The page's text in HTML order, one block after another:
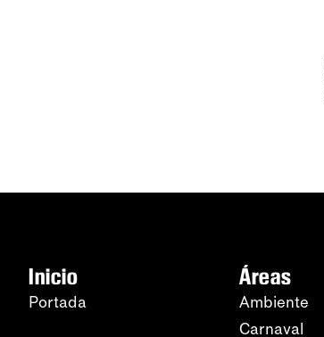
Inicio
Portada
Áreas
Ambiente
Carnaval